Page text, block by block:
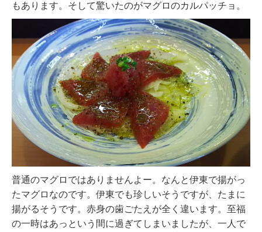
もあります。そして驚いたのがマグロのカルパッチョ。
普通のマグロではありませんよー。なんと伊東で揚がっ
たマグロなのです。伊東でも珍しいそうですが、たまに
揚がるそうです。赤身の歯ごたえが全く違います。至福
の一時はあっという間に過ぎてしまいましたが、一人で